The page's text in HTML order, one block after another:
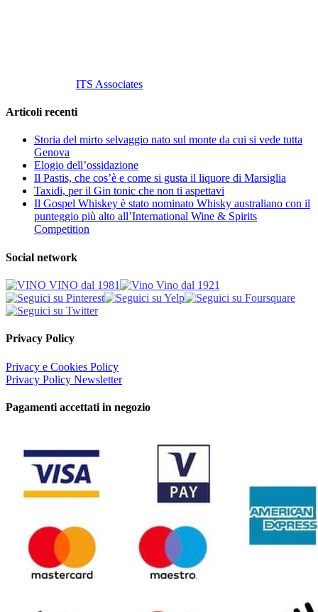
ITS Associates
Articoli recenti
Storia del mirto selvaggio nato sul monte da cui si vede tutta
Genova
Elogio dell’ossidazione
Il Pastis, che cos’è e come si gusta il liquore di Marsiglia
Taxidi, per il Gin tonic che non ti aspettavi
Il Gospel Whiskey è stato nominato Whisky australiano con il
punteggio più alto all’International Wine & Spirits
Competition
Social network
Privacy Policy
Privacy e Cookies Policy
Privacy Policy Newsletter
Pagamenti accettati in negozio